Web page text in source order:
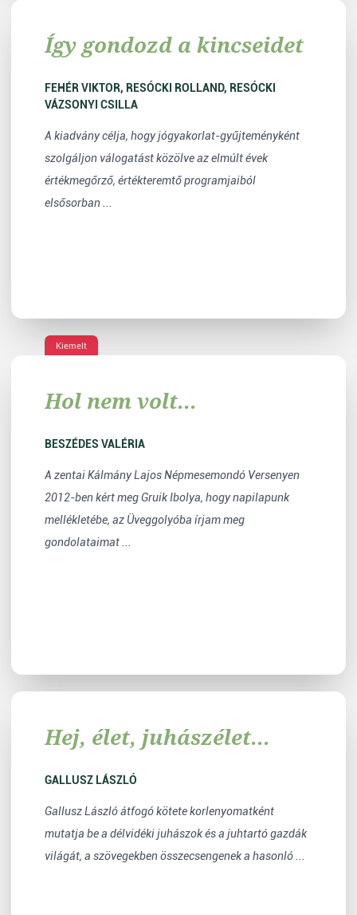
Így gondozd a kincseidet
FEHÉR VIKTOR, RESÓCKI ROLLAND, RESÓCKI
VÁZSONYI CSILLA
A kiadvány célja, hogy jógyakorlat-gyűjteményként
szolgáljon válogatást közölve az elmúlt évek
értékmegőrző, értékteremtő programjaiból
elsősorban ...
Kiemelt
Hol nem volt...
BESZÉDES VALÉRIA
A zentai Kálmány Lajos Népmesemondó Versenyen
2012-ben kért meg Gruik Ibolya, hogy napilapunk
mellékletébe, az Üveggolyóba írjam meg
gondolataimat ...
Hej, élet, juhászélet...
GALLUSZ LÁSZLÓ
Gallusz László átfogó kötete korlenyomatként
mutatja be a délvidéki juhászok és a juhtartó gazdák
világát, a szövegekben összecsengenek a hasonló ...